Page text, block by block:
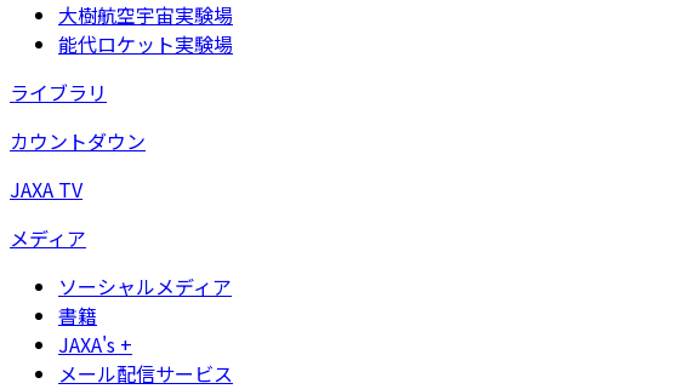
大樹航空宇宙実験場
能代ロケット実験場
ライブラリ
カウントダウン
JAXA TV
メディア
ソーシャルメディア
書籍
JAXA's +
メール配信サービス